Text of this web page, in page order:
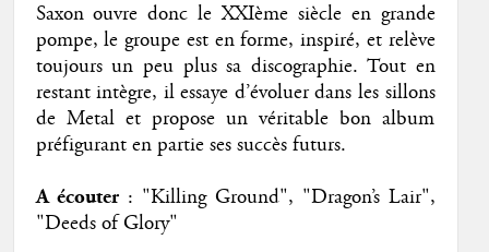
Saxon ouvre donc le XXIème siècle en grande
pompe, le groupe est en forme, inspiré, et relève
toujours un peu plus sa discographie. Tout en
restant intègre, il essaye d’évoluer dans les sillons
de Metal et propose un véritable bon album
préfigurant en partie ses succès futurs.
A écouter : "Killing Ground", "Dragon’s Lair",
"Deeds of Glory"